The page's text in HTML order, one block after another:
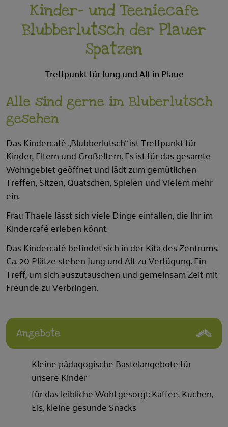
Kinder- und Teeniecafe
Blubberlutsch der Plauer
Spatzen
Treffpunkt für Jung und Alt in Plaue
Alle sind gerne im Bluberlutsch
gesehen
Das Kindercafé „Blubberlutsch“ ist Treffpunkt für
Kinder, Eltern und Großeltern. Es ist für das gesamte
Wohngebiet geöffnet und lädt zum gemütlichen
Treffen, Sitzen, Quatschen, Spielen und Vielem mehr
ein.
Frau Thaele lässt sich viele Dinge einfallen, die Ihr im
Kindercafé erleben könnt.
Das Kindercafé befindet sich in der Kita des Zentrums.
Ca. 20 Plätze stehen Jung und Alt zu Verfügung. Ein
Treff, um sich auszutauschen und gemeinsam Zeit mit
Freunde zu Verbringen.
Angebote
Kleine pädagogische Bastelangebote für
unsere Kinder
für das leibliche Wohl gesorgt: Kaffee, Kuchen,
Eis, kleine gesunde Snacks